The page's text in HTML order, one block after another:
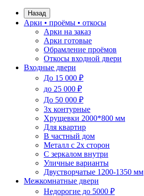
Назад
Арки • проёмы • откосы
Арки на заказ
Арки готовые
Обрамление проёмов
Откосы входной двери
Входные двери
До 15 000 ₽
до 25 000 ₽
До 50 000 ₽
3х контурные
Хрущевки 2000*800 мм
Для квартир
В частный дом
Металл с 2х сторон
С зеркалом внутри
Уличные варианты
Двустворчатые 1200-1350 мм
Межкомнатные двери
Недорогие до 5000 ₽